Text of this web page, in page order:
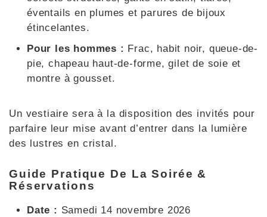
éventails en plumes et parures de bijoux
étincelantes.
Pour les hommes : Frac, habit noir, queue-de-
pie, chapeau haut-de-forme, gilet de soie et
montre à gousset.
Un vestiaire sera à la disposition des invités pour
parfaire leur mise avant d’entrer dans la lumière
des lustres en cristal.
Guide Pratique De La Soirée &
Réservations
Date : Samedi 14 novembre 2026